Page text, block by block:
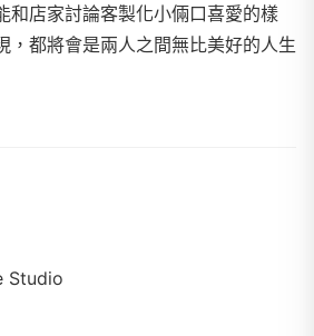
和店家討論客製化小倆口喜愛的樣
，都將會是兩人之間無比美好的人生
Studio